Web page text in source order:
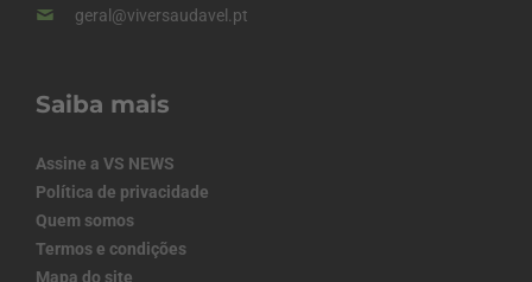
geral@viversaudavel.pt
Saiba mais
Assine a VS NEWS
Política de privacidade
Quem somos
Termos e condições
Mapa do site